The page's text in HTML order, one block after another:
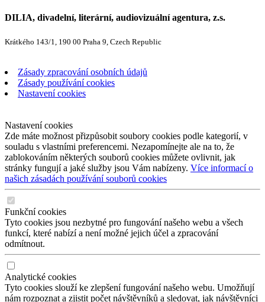
DILIA, divadelní, literární, audiovizuální agentura, z.s.
Krátkého 143/1, 190 00 Praha 9, Czech Republic
Zásady zpracování osobních údajů
Zásady používání cookies
Nastavení cookies
Nastavení cookies
Zde máte možnost přizpůsobit soubory cookies podle kategorií, v
souladu s vlastními preferencemi. Nezapomínejte ale na to, že
zablokováním některých souborů cookies můžete ovlivnit, jak
stránky fungují a jaké služby jsou Vám nabízeny. Více informací o
našich zásadách používání souborů cookies
Funkční cookies
Tyto cookies jsou nezbytné pro fungování našeho webu a všech
funkcí, které nabízí a není možné jejich účel a zpracování
odmítnout.
Analytické cookies
Tyto cookies slouží ke zlepšení fungování našeho webu. Umožňují
nám rozpoznat a zjistit počet návštěvníků a sledovat, jak návštěvníci